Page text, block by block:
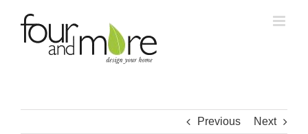
content
Previous Next